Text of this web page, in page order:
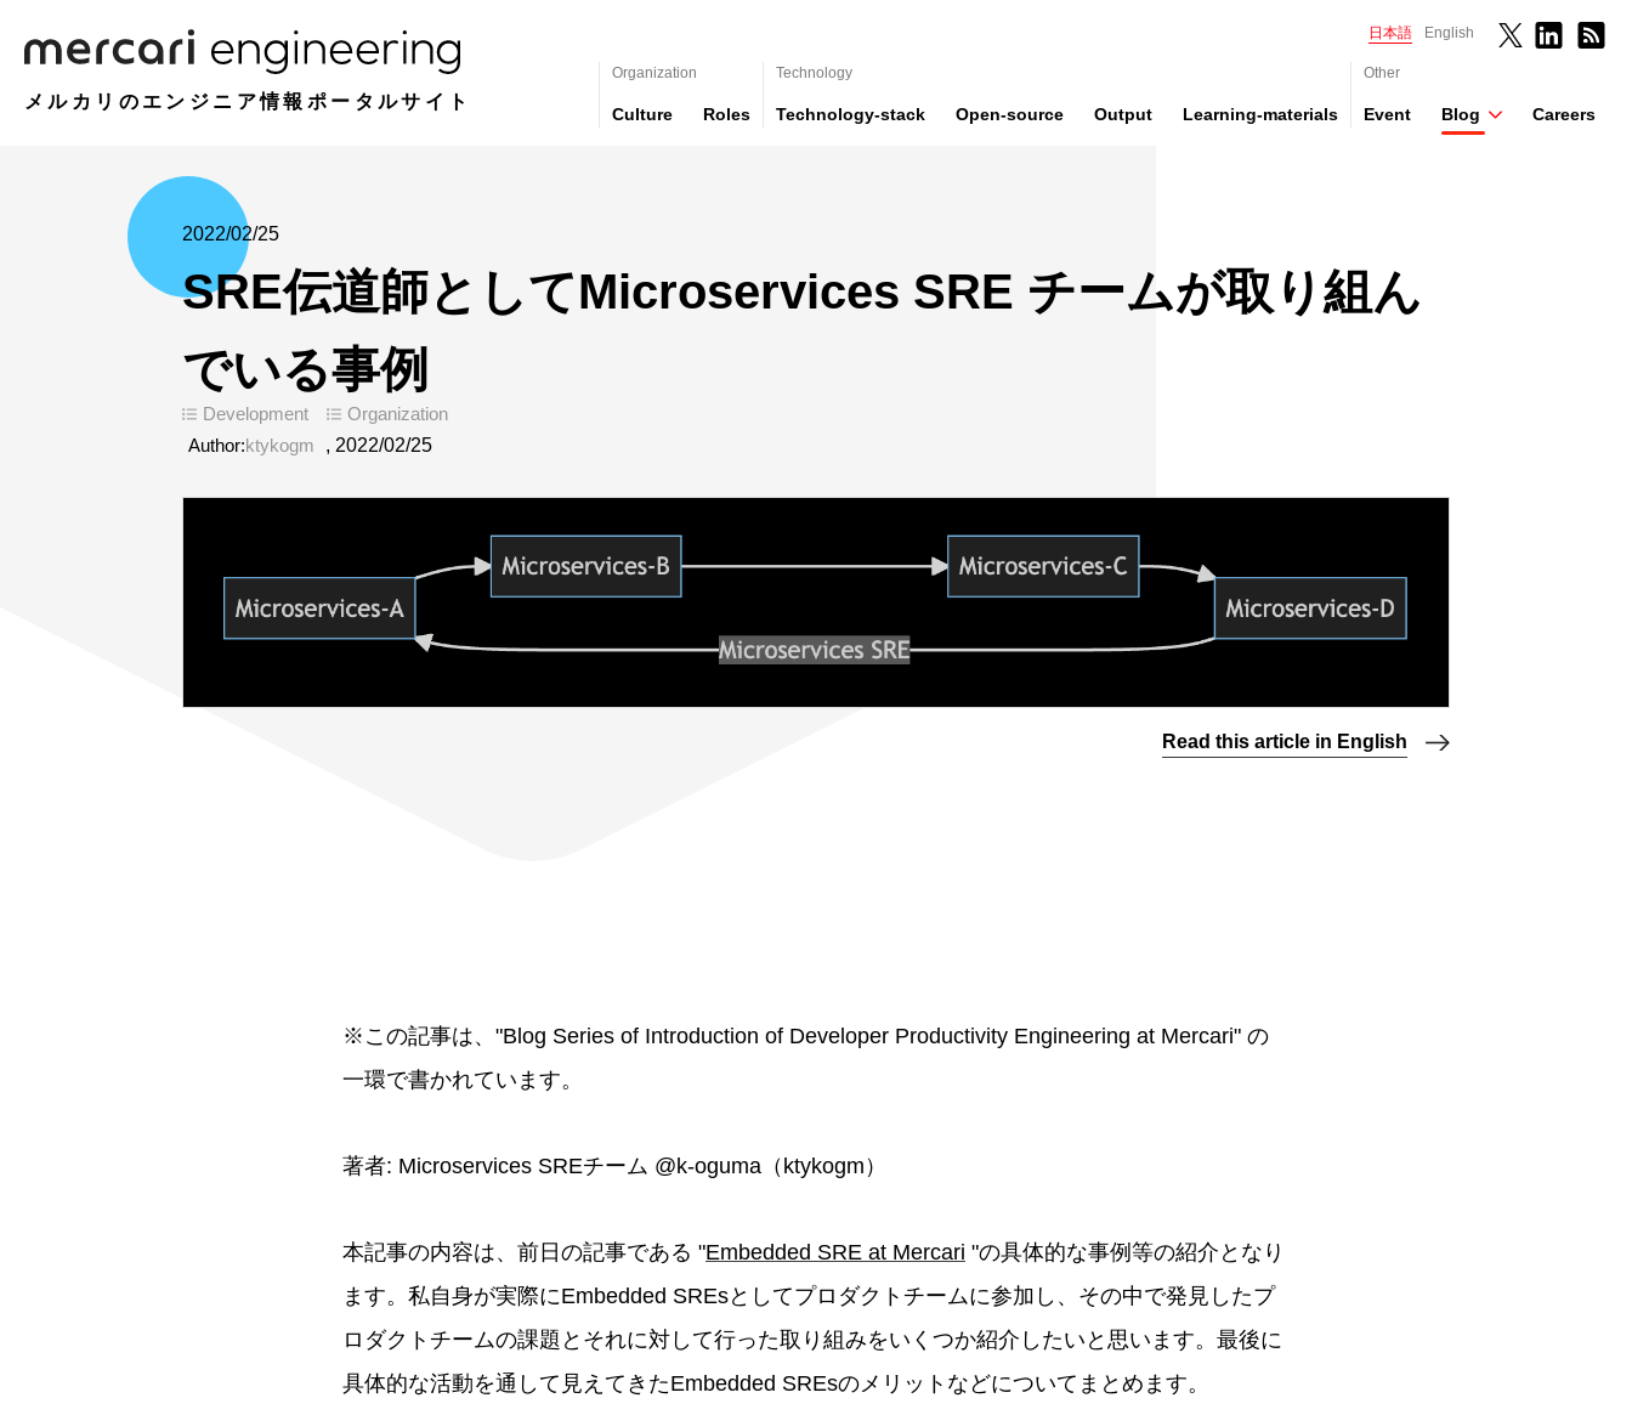
メルカリのエンジニア情報ポータルサイト
日本語 English
Organization
Culture Roles
Technology
Technology-stack Open-source Output Learning-materials
Other
Event Blog Careers
2022/02/25
SRE伝道師としてMicroservices SRE チームが取り組ん
でいる事例
Development
Organization
Author:ktykogm , 2022/02/25
Read this article in English
※この記事は、"Blog Series of Introduction of Developer Productivity Engineering at Mercari" の
一環で書かれています。
著者: Microservices SREチーム @k-oguma（ktykogm）
本記事の内容は、前日の記事である "Embedded SRE at Mercari "の具体的な事例等の紹介となり
ます。私自身が実際にEmbedded SREsとしてプロダクトチームに参加し、その中で発見したプ
ロダクトチームの課題とそれに対して行った取り組みをいくつか紹介したいと思います。最後に
具体的な活動を通して見えてきたEmbedded SREsのメリットなどについてまとめます。